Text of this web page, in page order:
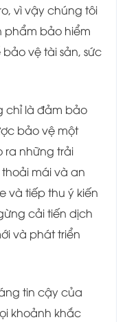
vì vậy chúng tôi
phẩm bảo hiểm
vệ tài sản, sức
chỉ là đảm bảo
bảo vệ một
ra những trải
mái và an
và tiếp thu ý kiến
cải tiến dịch
và phát triển
tin cậy của
khoảnh khắc